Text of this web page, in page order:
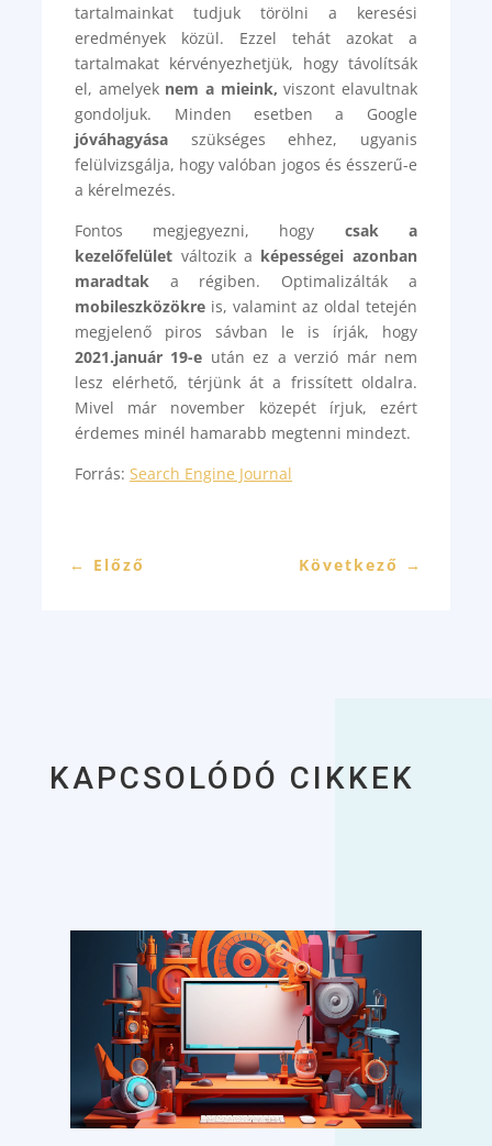
tartalmainkat tudjuk törölni a keresési
eredmények közül. Ezzel tehát azokat a
tartalmakat kérvényezhetjük, hogy távolítsák
el, amelyek nem a mieink, viszont elavultnak
gondoljuk. Minden esetben a Google
jóváhagyása szükséges ehhez, ugyanis
felülvizsgálja, hogy valóban jogos és ésszerű-e
a kérelmezés.
Fontos megjegyezni, hogy csak a
kezelőfelület változik a képességei azonban
maradtak a régiben. Optimalizálták a
mobileszközökre is, valamint az oldal tetején
megjelenő piros sávban le is írják, hogy
2021.január 19-e után ez a verzió már nem
lesz elérhető, térjünk át a frissített oldalra.
Mivel már november közepét írjuk, ezért
érdemes minél hamarabb megtenni mindezt.
Forrás:Search Engine Journal
← Előző Következő →
KAPCSOLÓDÓ CIKKEK